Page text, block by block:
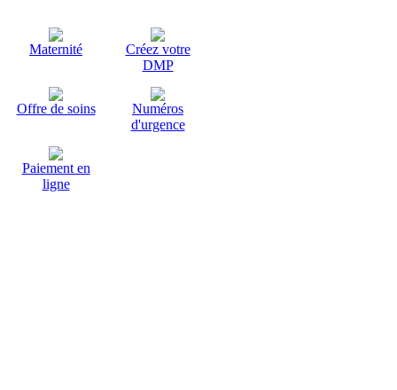
Maternité
Créez votre
DMP
Offre de soins
Numéros
d'urgence
Paiement en
ligne